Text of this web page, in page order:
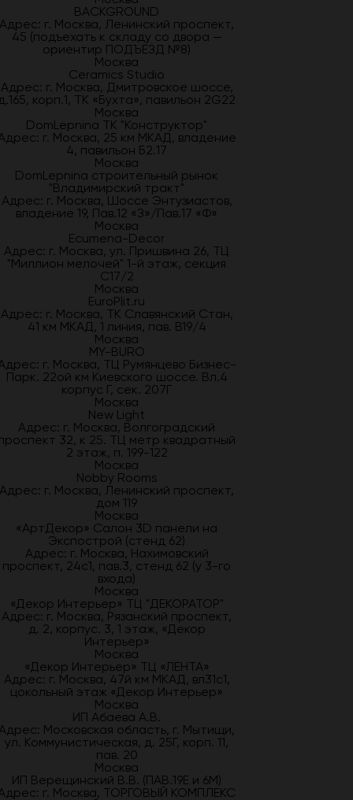
BACKGROUND
Адрес: г. Москва, Ленинский проспект,
45 (подъехать к складу со двора —
ориентир ПОДЪЕЗД №8)
Москва
Ceramics Studio
Адрес: г. Москва, Дмитровское шоссе,
корп.1, ТК «Бухта», павильон 2G22
Москва
DomLepnina ТК "Конструктор"
г. Москва, 25 км МКАД, владение
4, павильон Б2.17
Москва
DomLepnina строительный рынок
"Владимирский тракт"
Адрес: г. Москва, Шоссе Энтузиастов,
владение 19, Пав.12 «З»/Пав.17 «Ф»
Москва
Ecumena-Decor
Адрес: г. Москва, ул. Пришвина 26, ТЦ
"Миллион мелочей" 1-й этаж, секция
С17/2
Москва
EuroPlit.ru
Адрес: г. Москва, ТК Славянский Стан,
41 км МКАД, 1 линия, пав. В19/4
Москва
MY-BURO
г. Москва, ТЦ Румянцево Бизнес-
Парк. 22ой км Киевского шоссе. Вл.4
корпус Г, сек. 207Г
Москва
New Light
Адрес: г. Москва, Волгоградский
32, к 25. ТЦ метр квадратный
2 этаж, п. 199-122
Москва
Nobby Rooms
Адрес: г. Москва, Ленинский проспект,
дом 119
Москва
«АртДекор» Салон 3D панели на
Экспострой (стенд 62)
Адрес: г. Москва, Нахимовский
проспект, 24с1, пав.3, стенд 62 (у 3-го
входа)
Москва
«Декор Интерьер» ТЦ "ДЕКОРАТОР"
Адрес: г. Москва, Рязанский проспект,
д. 2, корпус. 3, 1 этаж, «Декор
Интерьер»
Москва
«Декор Интерьер» ТЦ «ЛЕНТА»
Адрес: г. Москва, 47й км МКАД, вл31с1,
цокольный этаж «Декор Интерьер»
Москва
ИП Абаева А.В.
Московская область, г. Мытищи,
ул. Коммунистическая, д. 25Г, корп. 11,
пав. 20
Москва
ИП Верещинский В.В. (ПАВ.19Е и 6М)
г. Москва, ТОРГОВЫЙ КОМПЛЕКС